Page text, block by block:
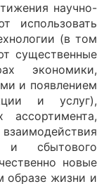
научно-
использовать
(в том
существенные
экономики,
и появлением
и услуг),
и сбытового
новые
образе жизни и